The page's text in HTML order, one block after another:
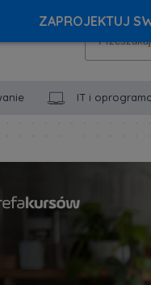
IT i
ZAPROJEKTUJ